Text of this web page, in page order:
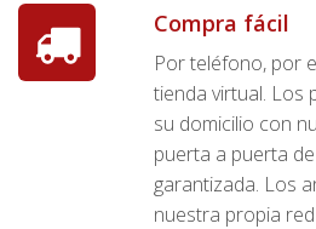
Compra fácil
Por teléfono, por
tienda virtual. Los
su domicilio con
puerta a puerta
garantizada. Los
nuestra propia